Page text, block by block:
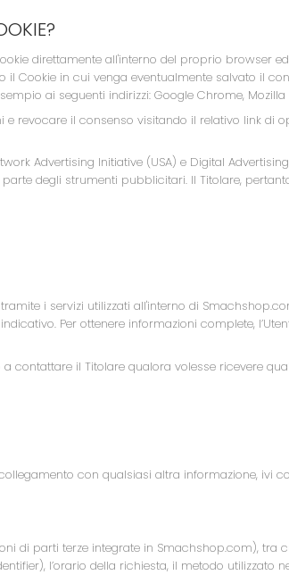
direttamente all'interno del proprio browser
Cookie in cui venga eventualmente salvato il
ai seguenti indirizzi: Google Chrome, Mozilla
revocare il consenso visitando il relativo link di
Advertising Initiative (USA) e Digital
degli strumenti pubblicitari. Il Titolare,
i servizi utilizzati all'interno di
Per ottenere informazioni complete,
contattare il Titolare qualora volesse ricevere
con qualsiasi altra informazione, ivi
parti terze integrate in Smachshop.com), tra
l’orario della richiesta, il metodo utilizzato